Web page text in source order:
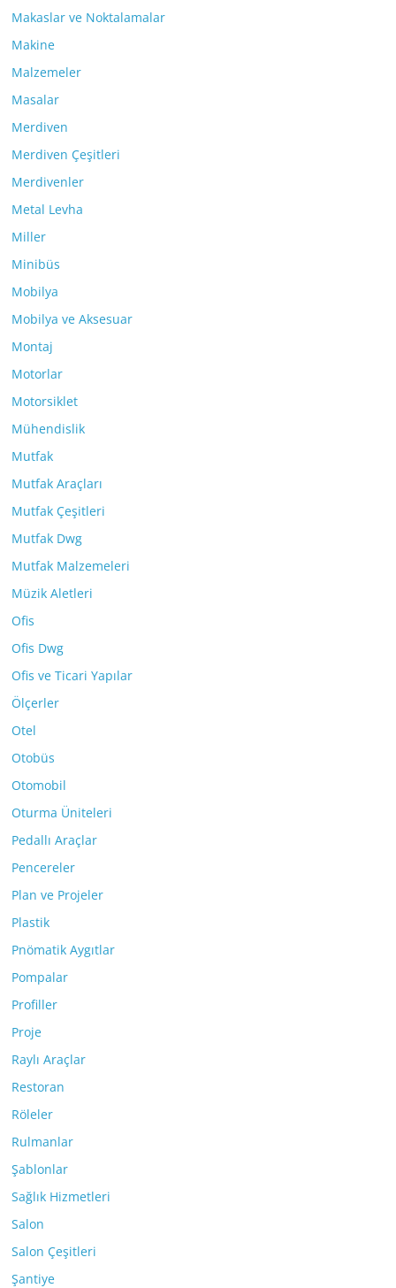
Makaslar ve Noktalamalar
Makine
Malzemeler
Masalar
Merdiven
Merdiven Çeşitleri
Merdivenler
Metal Levha
Miller
Minibüs
Mobilya
Mobilya ve Aksesuar
Montaj
Motorlar
Motorsiklet
Mühendislik
Mutfak
Mutfak Araçları
Mutfak Çeşitleri
Mutfak Dwg
Mutfak Malzemeleri
Müzik Aletleri
Ofis
Ofis Dwg
Ofis ve Ticari Yapılar
Ölçerler
Otel
Otobüs
Otomobil
Oturma Üniteleri
Pedallı Araçlar
Pencereler
Plan ve Projeler
Plastik
Pnömatik Aygıtlar
Pompalar
Profiller
Proje
Raylı Araçlar
Restoran
Röleler
Rulmanlar
Şablonlar
Sağlık Hizmetleri
Salon
Salon Çeşitleri
Şantiye